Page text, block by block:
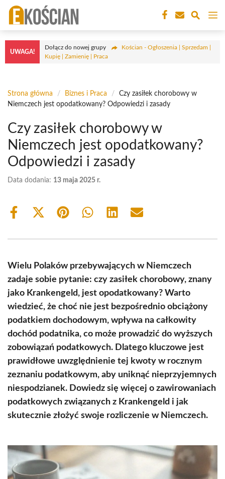
Przejdź
treści
UWAGA!
Dołącz do nowej grupy
Kościan - Ogłoszenia | Sprzedam |
Kupię | Zamienię | Praca
Strona główna / Biznes i Praca /
Czy zasiłek chorobowy w
Niemczech jest opodatkowany? Odpowiedzi i zasady
Czy zasiłek chorobowy w
Niemczech jest opodatkowany?
Odpowiedzi i zasady
Data dodania: 13 maja 2025 r.
Share
Share
(Twitter)
Share Share Share Share
Wielu Polaków przebywających w Niemczech
zadaje sobie pytanie: czy zasiłek chorobowy, znany
jako Krankengeld, jest opodatkowany? Warto
wiedzieć, że choć nie jest bezpośrednio obciążony
podatkiem dochodowym, wpływa na całkowity
dochód podatnika, co może prowadzić do wyższych
zobowiązań podatkowych. Dlatego kluczowe jest
prawidłowe uwzględnienie tej kwoty w rocznym
zeznaniu podatkowym, aby uniknąć nieprzyjemnych
niespodzianek. Dowiedz się więcej o zawirowaniach
podatkowych związanych z Krankengeld i jak
skutecznie złożyć swoje rozliczenie w Niemczech.